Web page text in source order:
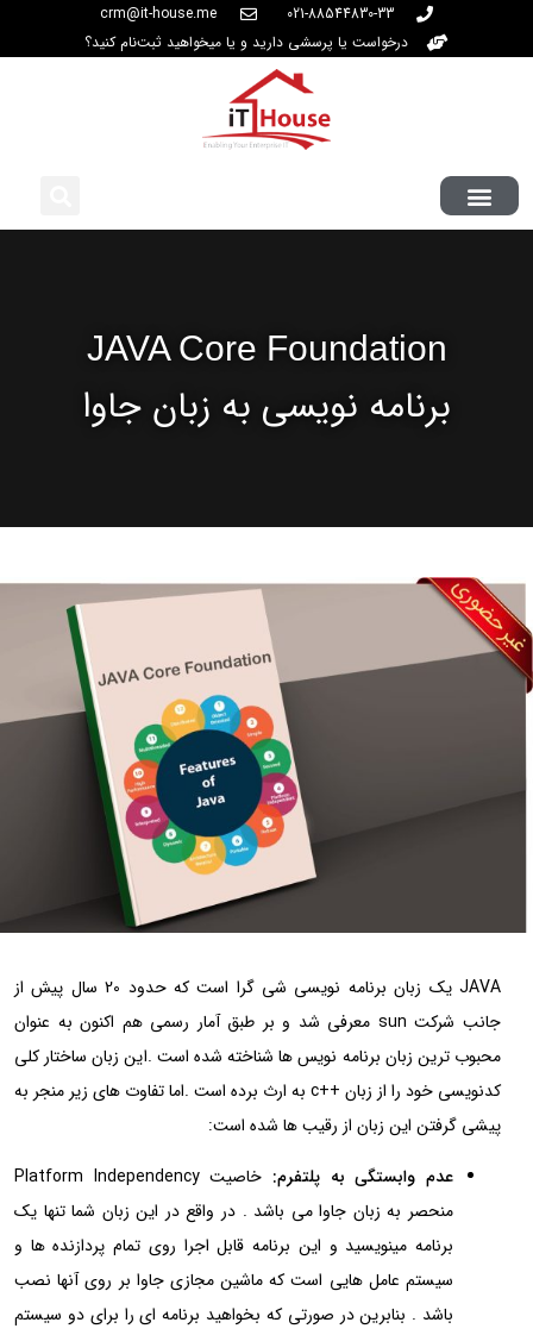
021-88544830-33
crm@it-house.me
درخواست یا پرسشی دارید و یا میخواهید ثبت‌نام کنید؟
JAVA Core Foundation
برنامه نویسی به زبان جاوا
JAVA یک زبان برنامه نویسی شی گرا است که حدود 20 سال پیش از
جانب شرکت sun معرفی شد و بر طبق آمار رسمی هم اکنون به عنوان
محبوب ترین زبان برنامه نویس ها شناخته شده است .این زبان ساختار کلی
کدنویسی خود را از زبان ++c به ارث برده است .اما تفاوت های زیر منجر به
پیشی گرفتن این زبان از رقیب ها شده است:
عدم وابستگی به پلتفرم:
خاصیت Platform Independency
منحصر به زبان جاوا می باشد . در واقع در این زبان شما تنها یک
برنامه مینویسید و این برنامه قابل اجرا روی تمام پردازنده ها و
سیستم عامل هایی است که ماشین مجازی جاوا بر روی آنها نصب
باشد . بنابرین در صورتی که بخواهید برنامه ای را برای دو سیستم